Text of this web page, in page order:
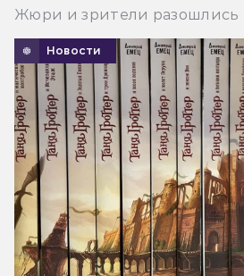
Жюри и зрители разошлись
Новости